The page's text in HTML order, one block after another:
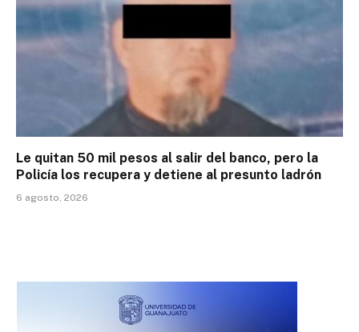
Le quitan 50 mil pesos al salir del banco, pero la
Policía los recupera y detiene al presunto ladrón
6 agosto, 2026